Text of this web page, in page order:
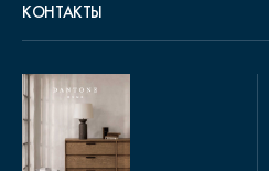
КОНТАКТЫ